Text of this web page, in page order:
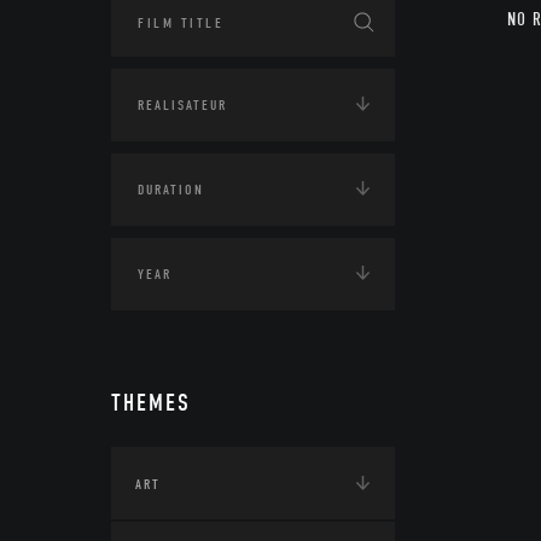
THEMES
ART
NO